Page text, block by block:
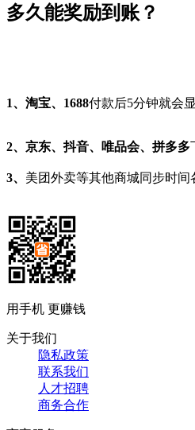
多久能奖励到账？
1、淘宝、1688付款后5分钟就会
2、京东、抖音、唯品会、拼多多
3、 美团外卖等其他商城同步时间
用手机 更赚钱
关于我们
隐私政策
联系我们
人才招聘
商务合作